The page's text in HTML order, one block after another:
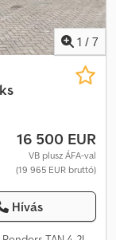
37 400 kg
előélet és
Optikai állapot: jó
8
1 / 7
16 500 EUR
VB plusz ÁFA-val
(19 965 EUR bruttó)
Hívás